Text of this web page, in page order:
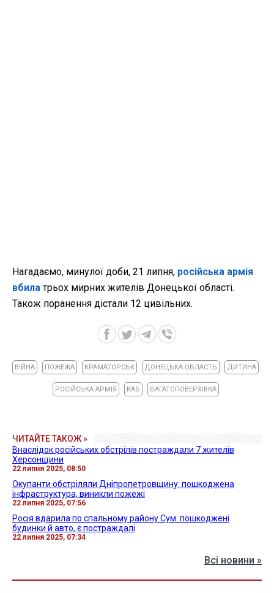
Нагадаємо, минулої доби, 21 липня, російська армія
вбилатрьох мирних жителів Донецької області.
Також поранення дістали 12 цивільних.
ВІЙНА ПОЖЕЖА КРАМАТОРСЬК ДОНЕЦЬКА ОБЛАСТЬ ДИТИНА
РОСІЙСЬКА АРМІЯ КАБ БАГАТОПОВЕРХІВКА
ЧИТАЙТЕ ТАКОЖ »
Внаслідок російських обстрілів постраждали 7 жителів
Херсонщини
22 липня 2025, 08:50
Окупанти обстріляли Дніпропетровщину: пошкоджена
інфраструктура, виникли пожежі
22 липня 2025, 07:56
Росія вдарила по спальному району Сум: пошкоджені
будинки й авто, є постраждалі
22 липня 2025, 07:34
Всі новини »